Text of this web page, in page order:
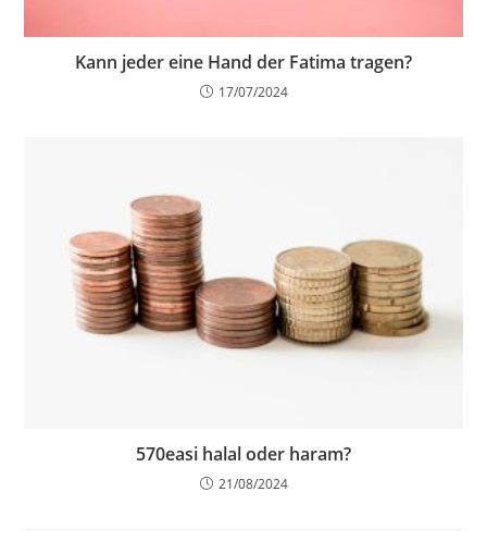
Kann jeder eine Hand der Fatima tragen?
17/07/2024
570easi halal oder haram?
21/08/2024